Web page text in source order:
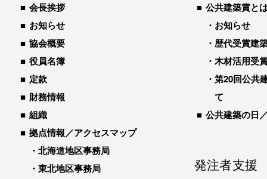
会長挨拶
お知らせ
協会概要
役員名簿
定款
財務情報
組織
拠点情報／アクセスマップ
北海道地区事務局
東北地区事務局
公共建築賞と
お知らせ
歴代受賞建
木材活用受
第20回公共
て
公共建築の日
発注者支援